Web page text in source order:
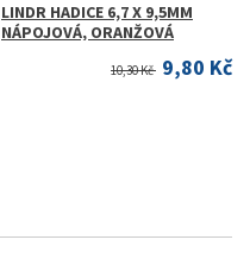
LINDR HADICE 6,7 X 9,5MM
NÁPOJOVÁ, ORANŽOVÁ
10,30 Kč 9,80 Kč